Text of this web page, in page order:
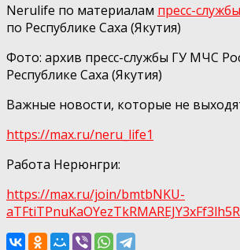
Nerulife по материалам пресс-службы
по Республике Саха (Якутия)
Фото: архив пресс-службы ГУ МЧС
Республике Саха (Якутия)
Важные новости, которые не
https://max.ru/neru_life1
Работа Нерюнгри:
https://max.ru/join/bmtbNKU-